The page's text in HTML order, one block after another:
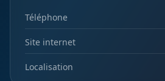
Téléphone
Site internet
Localisation